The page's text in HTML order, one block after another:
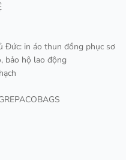
Đức: in áo thun đồng phục sơ
bảo hộ lao động